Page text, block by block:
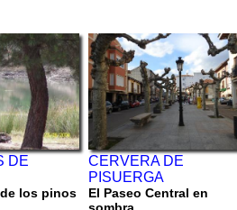
DE
los pinos
CERVERA DE
PISUERGA
El Paseo Central en
sombra